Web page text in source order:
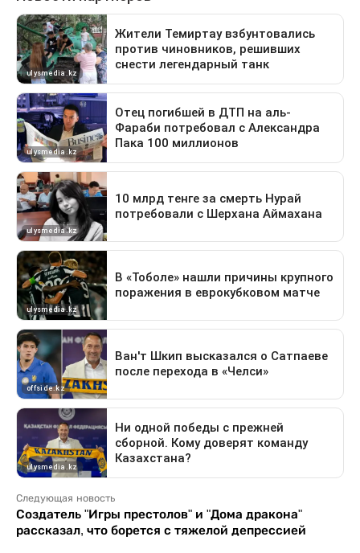
Следующая новость
Создатель "Игры престолов" и "Дома дракона"
рассказал, что борется с тяжелой депрессией